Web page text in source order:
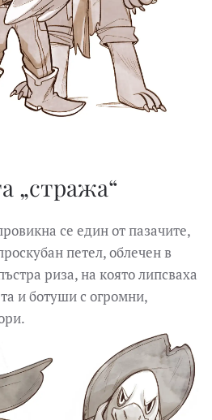
„стража“
се един от пазачите,
петел, облечен в
риза, на която липсваха
и ботуши с огромни,